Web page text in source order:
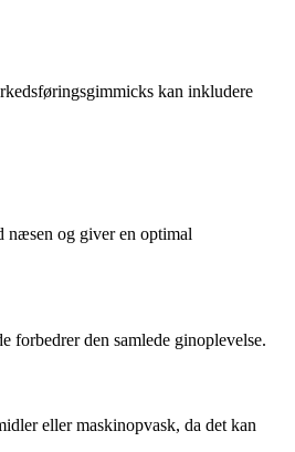
kan inkludere
næsen og giver en optimal
den samlede ginoplevelse.
eller maskinopvask, da det kan